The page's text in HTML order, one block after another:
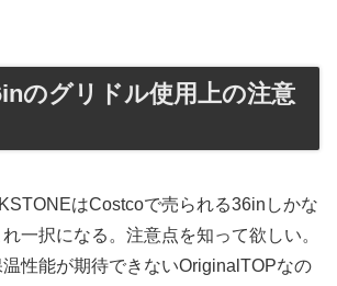
のグリドル使用上の注意
はCostcoで売られる36inしかな
一択になる。注意点を知って欲しい。
性能が期待できないOriginalTOPなの